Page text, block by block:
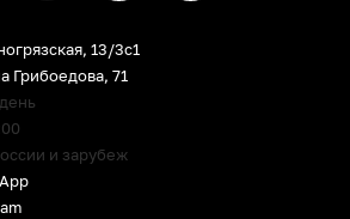
13/3c1
Грибоедова, 71
и зарубеж